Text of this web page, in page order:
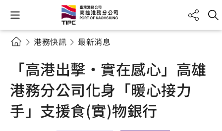
港務快訊 最新消息
「高港出擊・實在感心」高雄
港務分公司化身「暖心接力
手」支援食(實)物銀行